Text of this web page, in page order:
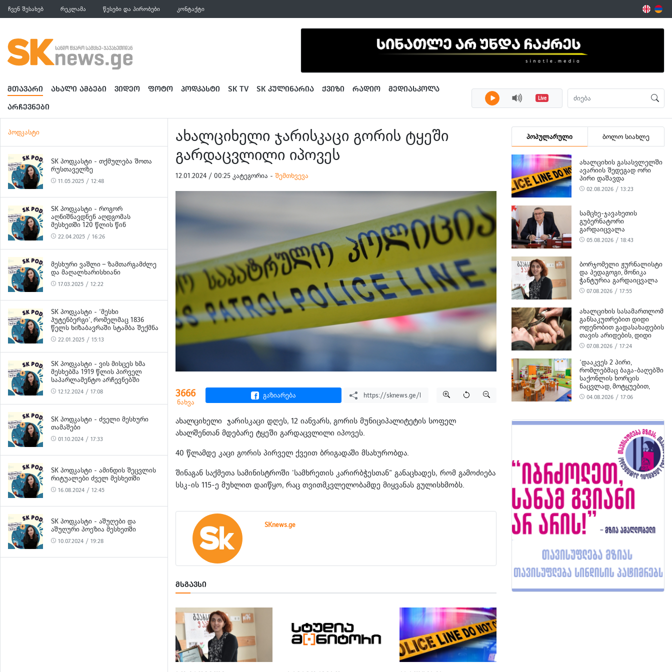
ჩვენ შესახებ რეკლამა წესები და პირობები კონტაქტი
ᲛᲗᲐᲕᲐᲠᲘ ᲐᲮᲐᲚᲘ ᲐᲛᲑᲔᲑᲘ ᲕᲘᲓᲔᲝ ᲤᲝᲢᲝ ᲞᲝᲓᲙᲐᲡᲢᲘ SK TV SK ᲙᲣᲚᲘᲜᲐᲠᲘᲐ ᲥᲕᲘᲖᲘ ᲠᲐᲓᲘᲝ
ᲛᲔᲓᲘᲐᲡᲙᲝᲚᲐ
ᲐᲠᲩᲔᲕᲜᲔᲑᲘ
Live
პოდკასტი
SK ᲞᲝᲓᲙᲐᲡᲢᲘ - ᲗᲥᲛᲣᲚᲔᲑᲐ ᲨᲝᲗᲐ
ᲠᲣᲡᲗᲐᲕᲔᲚᲖᲔ
11.05.2025 / 12:48
SK ᲞᲝᲓᲙᲐᲡᲢᲘ - ᲠᲝᲒᲝᲠ
ᲐᲦᲜᲘᲨᲜᲐᲕᲓᲜᲔᲜ ᲐᲦᲓᲒᲝᲛᲐᲡ
ᲛᲔᲡᲮᲔᲗᲨᲘ 120 ᲬᲚᲘᲡ ᲬᲘᲜ
22.04.2025 / 16:26
ᲛᲔᲡᲮᲣᲠᲘ ᲕᲐᲨᲚᲘ – ᲖᲐᲛᲗᲐᲠᲒᲐᲛᲫᲚᲔ
ᲓᲐ ᲛᲐᲦᲐᲚᲮᲐᲠᲘᲡᲮᲘᲐᲜᲘ
17.03.2025 / 12:22
SK ᲞᲝᲓᲙᲐᲡᲢᲘ - ‘ᲛᲔᲡᲮᲘ
ᲰᲣᲢᲔᲜᲑᲔᲠᲒᲘ’, ᲠᲝᲛᲔᲚᲛᲐᲪ 1836
ᲬᲔᲚᲡ ᲮᲘᲖᲐᲑᲐᲕᲠᲐᲨᲘ ᲡᲢᲐᲛᲑᲐ ᲨᲔᲥᲛᲜᲐ
22.01.2025 / 15:13
SK ᲞᲝᲓᲙᲐᲡᲢᲘ - ᲕᲘᲡ ᲛᲘᲡᲪᲔᲡ ᲮᲛᲐ
ᲛᲔᲡᲮᲔᲑᲛᲐ 1919 ᲬᲚᲘᲡ ᲞᲘᲠᲕᲔᲚ
ᲡᲐᲞᲐᲠᲚᲐᲛᲔᲜᲢᲝ ᲐᲠᲩᲔᲕᲜᲔᲑᲨᲘ
12.12.2024 / 17:08
SK ᲞᲝᲓᲙᲐᲡᲢᲘ - ᲫᲕᲔᲚᲘ ᲛᲔᲡᲮᲣᲠᲘ
ᲗᲐᲛᲐᲨᲔᲑᲘ
01.10.2024 / 17:33
SK ᲞᲝᲓᲙᲐᲡᲢᲘ - ᲐᲛᲘᲜᲓᲘᲡ ᲨᲔᲪᲕᲚᲘᲡ
ᲠᲘᲢᲣᲐᲚᲔᲑᲘ ᲫᲕᲔᲚ ᲛᲔᲡᲮᲔᲗᲨᲘ
16.08.2024 / 12:45
SK ᲞᲝᲓᲙᲐᲡᲢᲘ - ᲐᲨᲣᲦᲔᲑᲘ ᲓᲐ
ᲐᲨᲣᲦᲣᲠᲘ ᲞᲝᲔᲖᲘᲐ ᲛᲔᲡᲮᲔᲗᲨᲘ
10.07.2024 / 19:28
ახალციხელი ჯარისკაცი გორის ტყეში
გარდაცვლილი იპოვეს
12.01.2024 / 00:25 კატეგორია - შემთხვევა
3666
ნახვა
გაზიარება
ახალციხელი ჯარისკაცი დღეს, 12 იანვარს, გორის მუნიციპალიტეტის სოფელ
ახალშენთან მდებარე ტყეში გარდაცვლილი იპოვეს.
40 წლამდე კაცი გორის პირველ ქვეით ბრიგადაში მსახურობდა.
შინაგან საქმეთა სამინისტროში 'სამხრეთის კარირბჭესთან" განაცხადეს, რომ გამოძიება
სსკ-ის 115-ე მუხლით დაიწყო, რაც თვითმკვლელობამდე მიყვანას გულისხმობს.
SKnews.ge
ᲛᲡᲒᲐᲕᲡᲘ
პოპულარული ბოლო სიახლე
ᲐᲮᲐᲚᲪᲘᲮᲘᲡ ᲒᲐᲡᲐᲡᲕᲚᲔᲚᲨᲘ
ᲐᲕᲐᲠᲘᲘᲡ ᲨᲔᲓᲔᲒᲐᲓ ᲝᲠᲘ
ᲞᲘᲠᲘ ᲓᲐᲨᲐᲕᲓᲐ
02.08.2026 / 13:23
ᲡᲐᲛᲪᲮᲔ-ᲯᲐᲕᲐᲮᲔᲗᲘᲡ
ᲒᲣᲑᲔᲠᲜᲐᲢᲝᲠᲘ
ᲒᲐᲠᲓᲐᲘᲪᲕᲐᲚᲐ
05.08.2026 / 18:43
ᲑᲝᲠᲯᲝᲛᲔᲚᲘ ᲟᲣᲠᲜᲐᲚᲘᲡᲢᲘ
ᲓᲐ ᲞᲔᲓᲐᲒᲝᲒᲘ, ᲛᲝᲜᲘᲙᲐ
ᲭᲐᲜᲢᲣᲠᲘᲐ ᲒᲐᲠᲓᲐᲘᲪᲕᲐᲚᲐ
07.08.2026 / 17:55
ᲐᲮᲐᲚᲪᲘᲮᲘᲡ ᲡᲐᲡᲐᲛᲐᲠᲗᲚᲝᲛ
ᲒᲐᲜᲡᲐᲙᲣᲗᲠᲔᲑᲘᲗ ᲓᲘᲓᲘ
ᲝᲓᲔᲜᲝᲑᲘᲗ ᲒᲐᲓᲐᲡᲐᲮᲐᲓᲔᲑᲘᲡ
ᲗᲐᲕᲘᲡ ᲐᲠᲘᲓᲔᲑᲘᲡ, ᲓᲘᲓᲘ
ᲝᲓᲔᲜᲝᲑᲘᲗ ᲗᲐᲦᲚᲘᲗᲝᲑᲘᲡ
ᲛᲪᲓᲔᲚᲝᲑᲘᲡ ᲓᲐ
ᲛᲝᲢᲧᲣᲔᲑᲘᲗ ᲥᲝᲜᲔᲑᲠᲘᲕᲘ
ᲓᲐᲖᲘᲐᲜᲔᲑᲘᲡ ᲤᲐᲥᲢᲔᲑᲖᲔ 1
ᲞᲘᲠᲘ ᲓᲐᲛᲜᲐᲨᲐᲕᲔᲓ ᲪᲜᲝ
07.08.2026 / 17:24
‘ᲓᲐᲐᲙᲕᲔᲡ 2 ᲞᲘᲠᲘ,
ᲠᲝᲛᲚᲔᲑᲛᲐᲪ ᲑᲐᲒᲐ-ᲑᲐᲦᲔᲑᲨᲘ
ᲡᲐᲥᲝᲜᲚᲘᲡ ᲮᲝᲠᲪᲘᲡ
ᲜᲐᲪᲕᲚᲐᲓ, ᲛᲝᲢᲧᲣᲔᲑᲘᲗ,
ᲪᲮᲔᲜᲘᲡ ᲮᲝᲠᲪᲘ ᲨᲔᲘᲢᲐᲜᲔᲡ’ -
ᲡᲣᲡ-Ი
04.08.2026 / 17:06